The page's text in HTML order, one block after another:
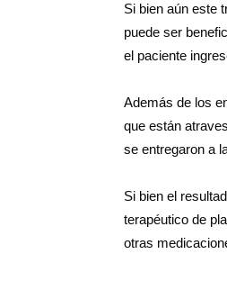
Si bien aún este
puede ser
el paciente
Además de los
que están
se entregaron a
Si bien el
terapéutico de
otras